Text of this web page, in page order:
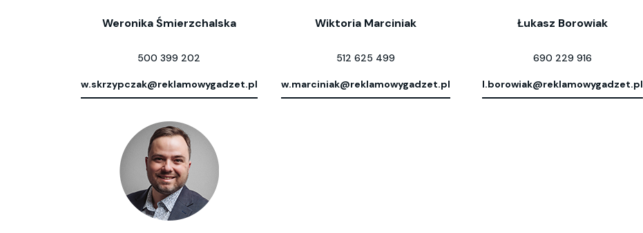
Weronika Śmierzchalska
500 399 202
w.skrzypczak@reklamowygadzet.pl
Wiktoria Marciniak
512 625 499
w.marciniak@reklamowygadzet.pl
Łukasz Borowiak
690 229 916
l.borowiak@reklamowygadzet.pl